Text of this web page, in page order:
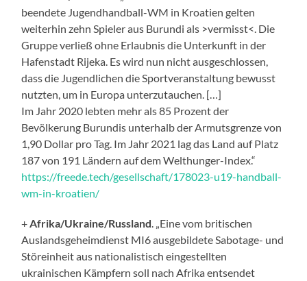
beendete Jugendhandball-WM in Kroatien gelten
weiterhin zehn Spieler aus Burundi als >vermisst<. Die
Gruppe verließ ohne Erlaubnis die Unterkunft in der
Hafenstadt Rijeka. Es wird nun nicht ausgeschlossen,
dass die Jugendlichen die Sportveranstaltung bewusst
nutzten, um in Europa unterzutauchen. […]
Im Jahr 2020 lebten mehr als 85 Prozent der
Bevölkerung Burundis unterhalb der Armutsgrenze von
1,90 Dollar pro Tag. Im Jahr 2021 lag das Land auf Platz
187 von 191 Ländern auf dem Welthunger-Index.“
https://freede.tech/gesellschaft/178023-u19-handball-
wm-in-kroatien/
+ Afrika/Ukraine/Russland . „Eine vom britischen
Auslandsgeheimdienst MI6 ausgebildete Sabotage- und
Störeinheit aus nationalistisch eingestellten
ukrainischen Kämpfern soll nach Afrika entsendet